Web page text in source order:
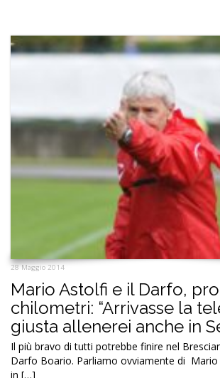
28 Maggio 2014
Mario Astolfi e il Darfo,
chilometri: “Arrivasse la
giusta allenerei anche in
Il più bravo di tutti potrebbe finire nel
Darfo Boario. Parliamo ovviamente di
in […]